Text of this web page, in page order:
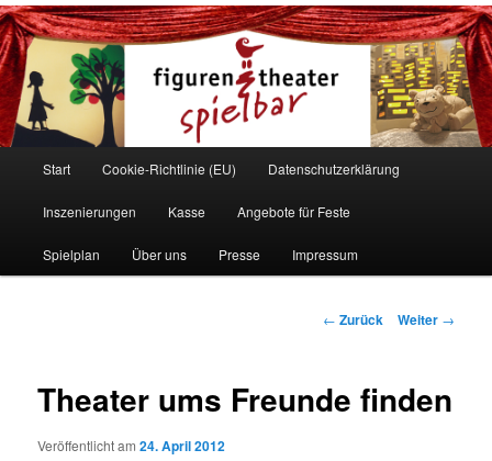
Start Cookie-Richtlinie (EU) Datenschutzerklärung
Inszenierungen Kasse Angebote für Feste
Spielplan Über uns Presse Impressum
Beitrags-
← Zurück Weiter →
Theater ums Freunde finden
Veröffentlicht am24. April 2012